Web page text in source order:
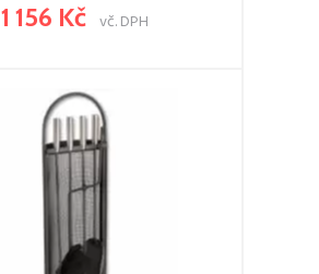
1 156 Kč vč. DPH